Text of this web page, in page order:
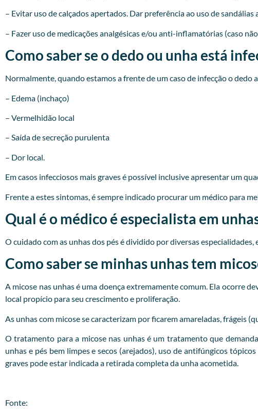
– Evitar uso de calçados apertados. Dar preferência ao uso de sandálias
– Fazer uso de medicações analgésicas e/ou anti-inflamatórias (caso
Como saber se o dedo ou unha está
Normalmente, quando estamos a frente de um caso de infecção o dedo
– Edema (inchaço)
– Vermelhidão local
– Saída de secreção purulenta
– Dor local.
Em casos infecciosos mais graves é possível inclusive apresentar um
Frente a estes sintomas, é sempre indicado procurar um médico para
Qual é o médico é especialista em
O cuidado com as unhas dos pés é dividido por diversas
Como saber se minhas unhas tem
A micose nas unhas é uma doença extremamente comum. Ela ocorre
local propício para seu crescimento e proliferação.
As unhas com micose se caracterizam por ficarem amareladas, frágeis
O tratamento para a micose nas unhas é um tratamento que
unhas e pés bem limpes e secos (arejados), uso de antifúngicos
graves pode estar indicada a retirada completa da unha acometida.
Fonte: